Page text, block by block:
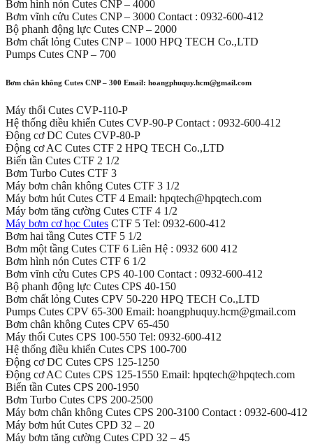
Bơm hình nón Cutes CNP – 4000
Bơm vĩnh cửu Cutes CNP – 3000 Contact : 0932-600-412
Bộ phanh động lực Cutes CNP – 2000
Bơm chất lỏng Cutes CNP – 1000 HPQ TECH Co.,LTD
Pumps Cutes CNP – 700
Bơm chân không Cutes CNP – 300 Email: hoangphuquy.hcm@gmail.com
Máy thổi Cutes CVP-110-P
Hệ thống điều khiển Cutes CVP-90-P Contact : 0932-600-412
Động cơ DC Cutes CVP-80-P
Động cơ AC Cutes CTF 2 HPQ TECH Co.,LTD
Biến tần Cutes CTF 2 1/2
Bơm Turbo Cutes CTF 3
Máy bơm chân không Cutes CTF 3 1/2
Máy bơm hút Cutes CTF 4 Email: hpqtech@hpqtech.com
Máy bơm tăng cường Cutes CTF 4 1/2
Máy bơm cơ học Cutes CTF 5 Tel: 0932-600-412
Bơm hai tầng Cutes CTF 5 1/2
Bơm một tầng Cutes CTF 6 Liên Hệ : 0932 600 412
Bơm hình nón Cutes CTF 6 1/2
Bơm vĩnh cửu Cutes CPS 40-100 Contact : 0932-600-412
Bộ phanh động lực Cutes CPS 40-150
Bơm chất lỏng Cutes CPV 50-220 HPQ TECH Co.,LTD
Pumps Cutes CPV 65-300 Email: hoangphuquy.hcm@gmail.com
Bơm chân không Cutes CPV 65-450
Máy thổi Cutes CPS 100-550 Tel: 0932-600-412
Hệ thống điều khiển Cutes CPS 100-700
Động cơ DC Cutes CPS 125-1250
Động cơ AC Cutes CPS 125-1550 Email: hpqtech@hpqtech.com
Biến tần Cutes CPS 200-1950
Bơm Turbo Cutes CPS 200-2500
Máy bơm chân không Cutes CPS 200-3100 Contact : 0932-600-412
Máy bơm hút Cutes CPD 32 – 20
Máy bơm tăng cường Cutes CPD 32 – 45